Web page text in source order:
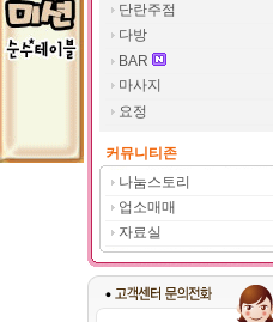
단란주점
다방
BAR
마사지
요정
커뮤니티존
나눔스토리
업소매매
자료실